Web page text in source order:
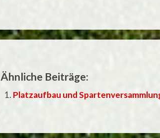
Ähnliche Beiträge:
Platzaufbau und